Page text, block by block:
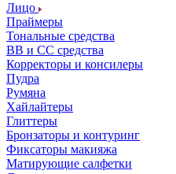
Лицо
Праймеры
Тональные средства
ВВ и СС средства
Корректоры и консилеры
Пудра
Румяна
Хайлайтеры
Глиттеры
Бронзаторы и контуринг
Фиксаторы макияжа
Матирующие салфетки